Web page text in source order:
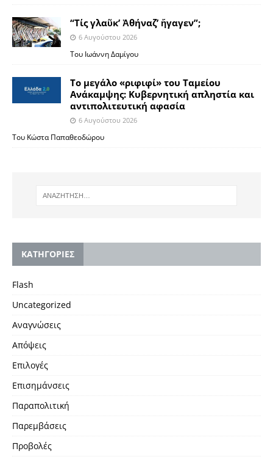
“Τίς γλαῦκ’ Ἀθήναζ’ ἤγαγεν”;
6 Αυγούστου 2026
Του Ιωάννη Δαμίγου
Το μεγάλο «ριφιφί» του Ταμείου
Ανάκαμψης: Κυβερνητική απληστία και
αντιπολιτευτική αφασία
6 Αυγούστου 2026
Του Κώστα Παπαθεοδώρου
KΑΤΗΓΟΡΙΕΣ
Flash
Uncategorized
Αναγνώσεις
Απόψεις
Επιλογές
Επισημάνσεις
Παραπολιτική
Παρεμβάσεις
Προβολές